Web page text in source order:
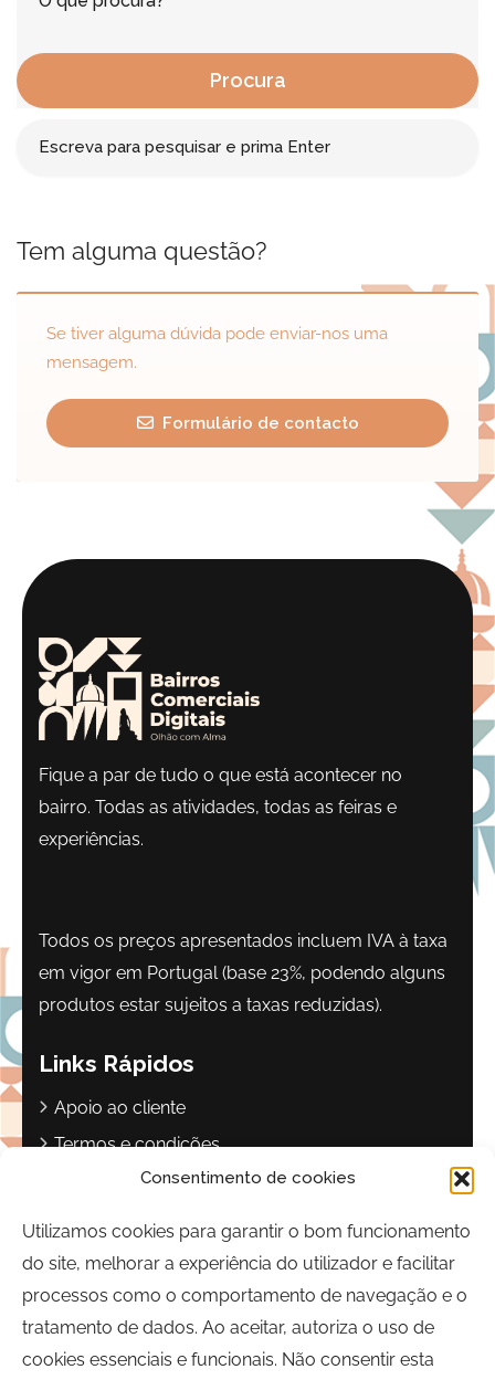
Consentimento de cookies
Utilizamos cookies para garantir o bom funcionamento
do site, melhorar a experiência do utilizador e facilitar
processos como o comportamento de navegação e o
tratamento de dados. Ao aceitar, autoriza o uso de
cookies essenciais e funcionais. Não consentir esta
Procura
Tem alguma questão?
Se tiver alguma dúvida pode enviar-nos uma
mensagem.
Formulário de contacto
Fique a par de tudo o que está acontecer no
bairro. Todas as atividades, todas as feiras e
experiências.
Todos os preços apresentados incluem IVA à taxa
em vigor em Portugal (base 23%, podendo alguns
produtos estar sujeitos a taxas reduzidas).
Links Rápidos
Apoio ao cliente
Termos e condições
Política de privacidade
Contactos
Largo Sebastião Martins Mestre
8700-349, Olhão, Portugal